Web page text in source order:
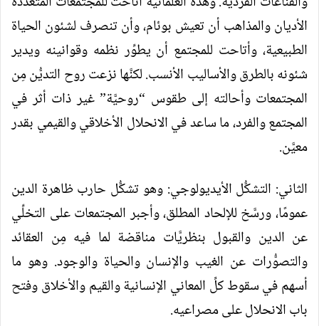
الأديان والمذاهب أن تعيش بوئام، وأن تنصرف لشئون الحياة
الطبيعية، وأتاحت للمجتمع أن يطوِّر نظمه وقوانينه ويدير
شئونه بالطرق والأساليب الأنسب. لكنَّها نزعت روح التديُّن مِن
المجتمعات وأحالته إلى طقوس “روحيَّة” غير ذات أثر في
المجتمع والفرد، ما ساعد في الانحلال الأخلاقي والقيمي بقدر
معيَّن.
الثاني: التشكُّل الأيديولوجي: وهو تشكُّل حارب ظاهرة الدين
عمومًا، ورسَّخ للإلحاد المطلق، وأجبر المجتمعات على التخلِّي
عن الدين والقبول بنظريَّات مناقضة لما فيه مِن العقائد
والتصوُّرات عن الغيب والإنسان والحياة والوجود. وهو ما
أسهم في سقوط كلِّ المعاني الإنسانية والقيم والأخلاق وفتح
باب الانحلال على مصراعيه.